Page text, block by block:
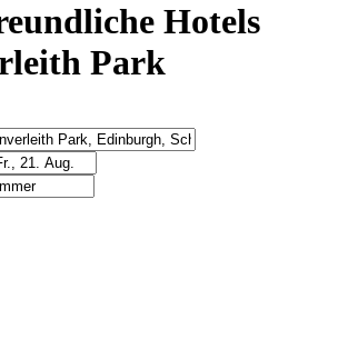
Hotels
Park